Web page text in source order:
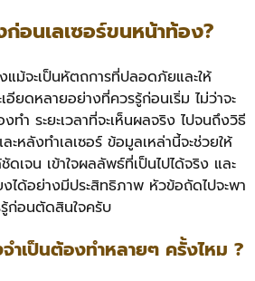
ก่อนเลเซอร์ขนหน้าท้อง?
แม้จะเป็นหัตถการที่ปลอดภัยและให้
ยดหลายอย่างที่ควรรู้ก่อนเริ่ม ไม่ว่าจะ
ทำ ระยะเวลาที่จะเห็นผลจริง ไปจนถึงวิธี
ะหลังทำเลเซอร์ ข้อมูลเหล่านี้จะช่วยให้
เจน เข้าใจผลลัพธ์ที่เป็นไปได้จริง และ
ได้อย่างมีประสิทธิภาพ หัวข้อถัดไปจะพา
ก่อนตัดสินใจครับ
ำเป็นต้องทำหลายๆ ครั้งไหม ?